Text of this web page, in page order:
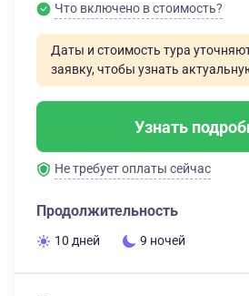
Что включено в стоимость?
Даты и стоимость тура
заявку, чтобы узнать
Узнать
Не требует оплаты сейчас
Продолжительность
10 дней 9 ночей